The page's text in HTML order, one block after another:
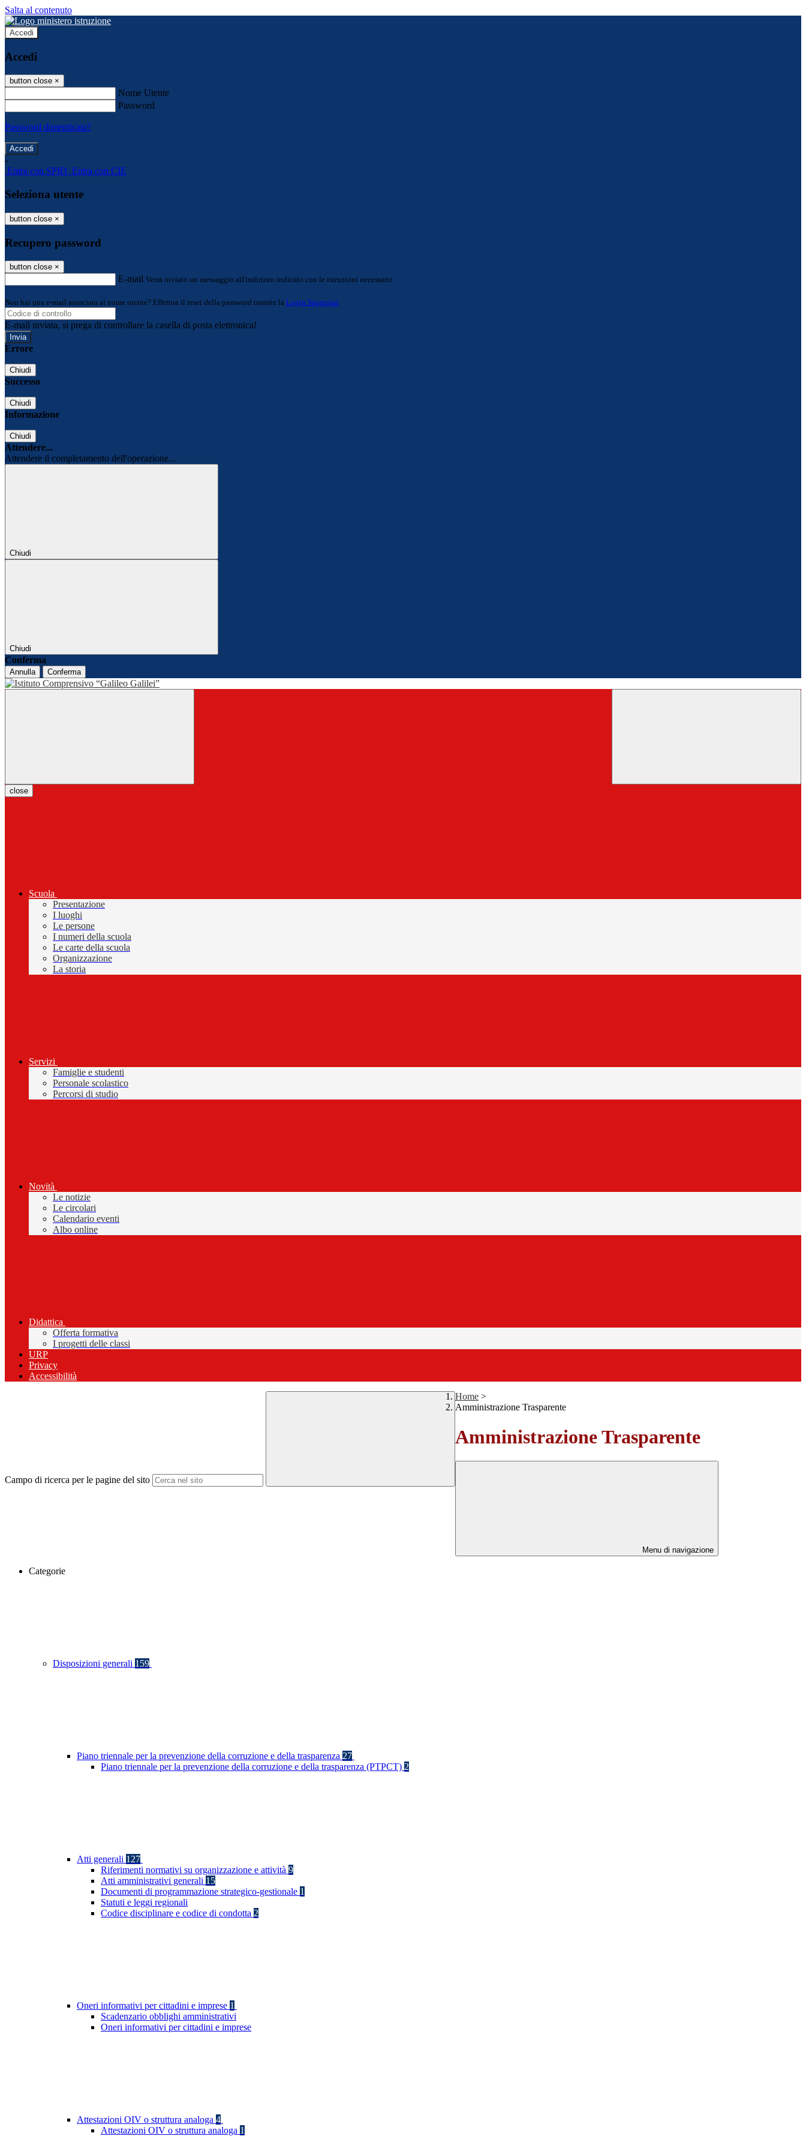
Salta al contenuto
Accedi
Accedi
button close ×
Nome Utente
Password
Password dimenticata?
-
Entra con SPID Entra con CIE
Seleziona utente
button close ×
Recupero password
button close ×
E-mail Verrà inviato un messaggio all'indirizzo indicato con le istruzioni necessarie.
Non hai una e-mail associata al nome utente? Effettua il reset della password tramite la Login Spaggiari
E-mail inviata, si prega di controllare la casella di posta elettronica!
Errore
Chiudi
Successo
Chiudi
Informazione
Chiudi
Attendere...
Attendere il completamento dell'operazione...
Chiudi
Chiudi
Conferma
Annulla Conferma
close
Scuola
Presentazione
I luoghi
Le persone
I numeri della scuola
Le carte della scuola
Organizzazione
La storia
Servizi
Famiglie e studenti
Personale scolastico
Percorsi di studio
Novità
Le notizie
Le circolari
Calendario eventi
Albo online
Didattica
Offerta formativa
I progetti delle classi
URP
Privacy
Accessibilità
Campo di ricerca per le pagine del sito
Home >
Amministrazione Trasparente
Amministrazione Trasparente
Menu di navigazione
Categorie
Disposizioni generali 159
Piano triennale per la prevenzione della corruzione e della trasparenza 27
Piano triennale per la prevenzione della corruzione e della trasparenza (PTPCT) 2
Atti generali 127
Riferimenti normativi su organizzazione e attività 9
Atti amministrativi generali 15
Documenti di programmazione strategico-gestionale 1
Statuti e leggi regionali
Codice disciplinare e codice di condotta 2
Oneri informativi per cittadini e imprese 1
Scadenzario obblighi amministrativi
Oneri informativi per cittadini e imprese
Attestazioni OIV o struttura analoga 4
Attestazioni OIV o struttura analoga 1